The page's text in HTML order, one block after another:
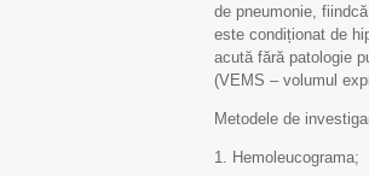
de pneumonie,
este condiționat de
acută fără patologie
(VEMS – volumul
Metodele de
1. Hemoleucograma;